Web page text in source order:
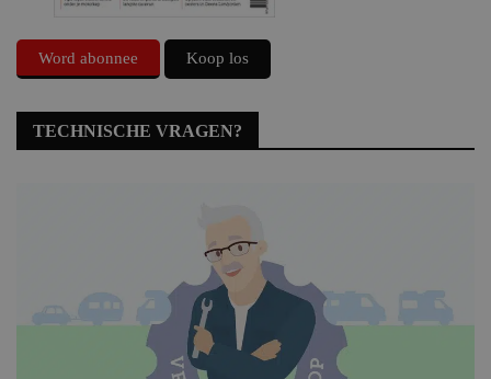
Word abonnee Koop los
TECHNISCHE VRAGEN?